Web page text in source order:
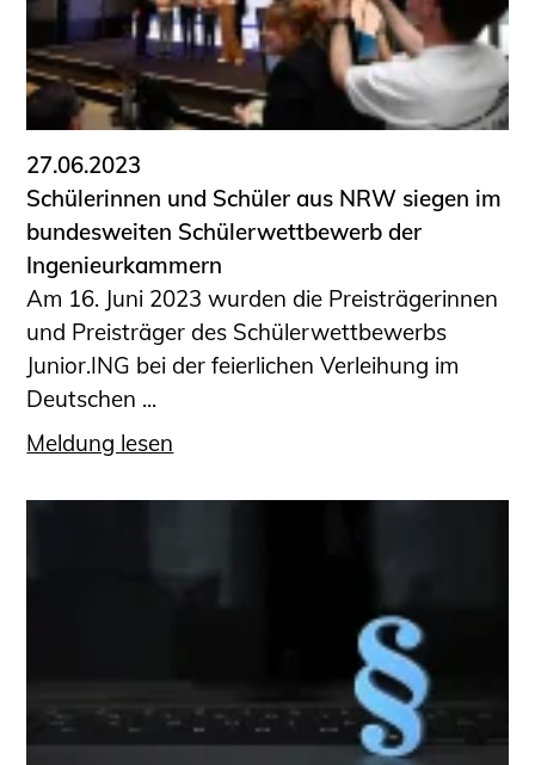
27.06.2023
Schülerinnen und Schüler aus NRW siegen im
bundesweiten Schülerwettbewerb der
Ingenieurkammern
Am 16. Juni 2023 wurden die Preisträgerinnen
und Preisträger des Schülerwettbewerbs
Junior.ING bei der feierlichen Verleihung im
Deutschen ...
Meldung lesen